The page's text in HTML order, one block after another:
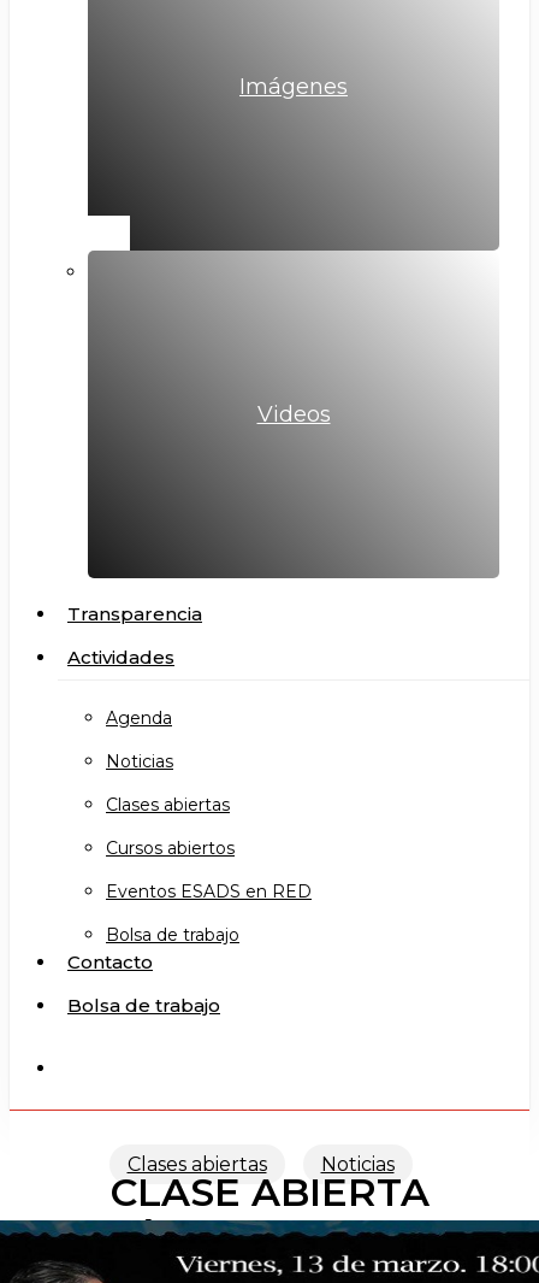
Imágenes
Videos
Transparencia
Actividades
Agenda
Noticias
Clases abiertas
Cursos abiertos
Eventos ESADS en RED
Bolsa de trabajo
Contacto
Bolsa de trabajo
Clases abiertas Noticias
CLASE ABIERTA
DE MÁSCARA NEUTRA II